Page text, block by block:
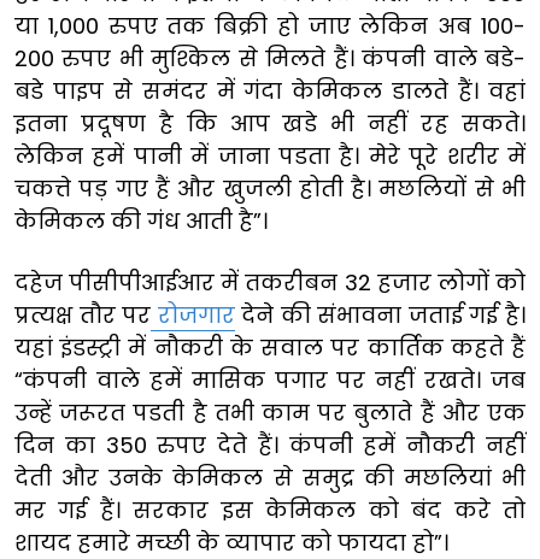
या 1,000 रुपए तक बिक्री हो जाए लेकिन अब 100-
200 रुपए भी मुश्किल से मिलते हैं। कंपनी वाले बडे-
बडे पाइप से समंदर में गंदा केमिकल डालते हैं। वहां
इतना प्रदूषण है कि आप खडे भी नहीं रह सकते।
लेकिन हमें पानी में जाना पडता है। मेरे पूरे शरीर में
चकत्ते पड़ गए हैं और खुजली होती है। मछलियों से भी
केमिकल की गंध आती है”।
दहेज पीसीपीआईआर में तकरीबन 32 हजार लोगों को
प्रत्यक्ष तौर पर रोजगारदेने की संभावना जताई गई है।
यहां इंडस्ट्री में नौकरी के सवाल पर कार्तिक कहते हैं
“कंपनी वाले हमें मासिक पगार पर नहीं रखते। जब
उन्हें जरूरत पडती है तभी काम पर बुलाते हैं और एक
दिन का 350 रुपए देते हैं। कंपनी हमें नौकरी नहीं
देती और उनके केमिकल से समुद्र की मछलियां भी
मर गई हैं। सरकार इस केमिकल को बंद करे तो
शायद हमारे मच्छी के व्यापार को फायदा हो”।